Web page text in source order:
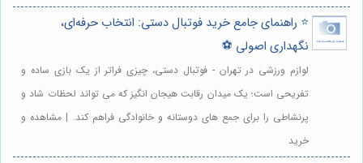
⭐️ راهنمای جامع خرید فوتبال دستی: انتخاب حرفه‌ای،
نگهداری اصولی ⚽️
لوازم ورزشی در تهران - فوتبال دستی، چیزی فراتر از یک بازی ساده و
تفریحی است؛ یک میدان رقابت هیجان انگیز که می تواند لحظات شاد و
پرنشاطی را برای جمع های دوستانه و خانوادگی فراهم کند. | مشاهده و
خرید